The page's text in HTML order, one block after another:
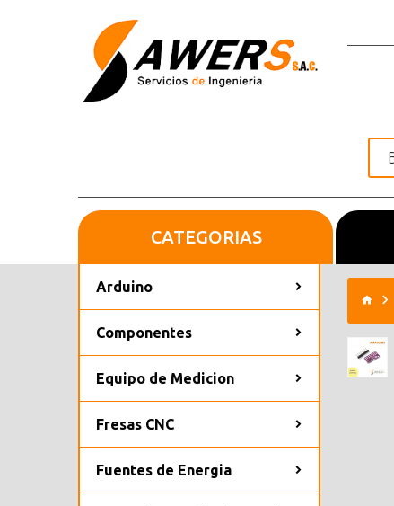
Inicio
CATEGORIAS
Arduino
Componentes
Equipo de Medicion
Fresas CNC
Fuentes de Energia